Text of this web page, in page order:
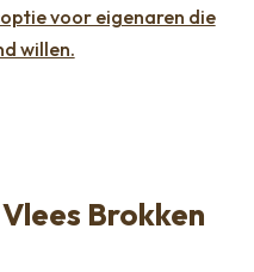
voor eigenaren die
willen.
Brokken